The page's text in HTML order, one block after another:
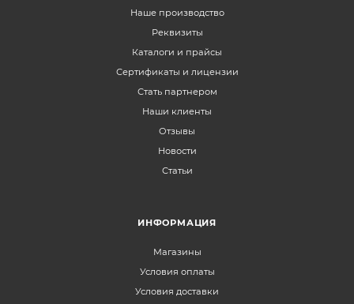
Наше производство
Реквизиты
Каталоги и прайсы
Сертификаты и лицензии
Стать партнером
Наши клиенты
Отзывы
Новости
Статьи
ИНФОРМАЦИЯ
Магазины
Условия оплаты
Условия доставки